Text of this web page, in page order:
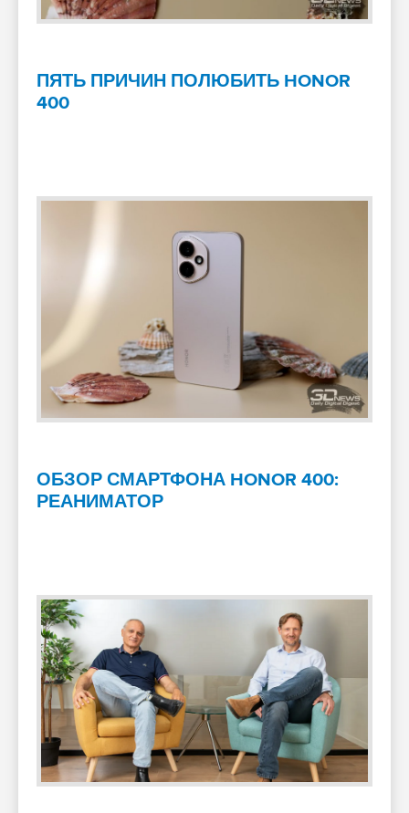
ПЯТЬ ПРИЧИН ПОЛЮБИТЬ HONOR
400
ОБЗОР СМАРТФОНА HONOR 400:
РЕАНИМАТОР